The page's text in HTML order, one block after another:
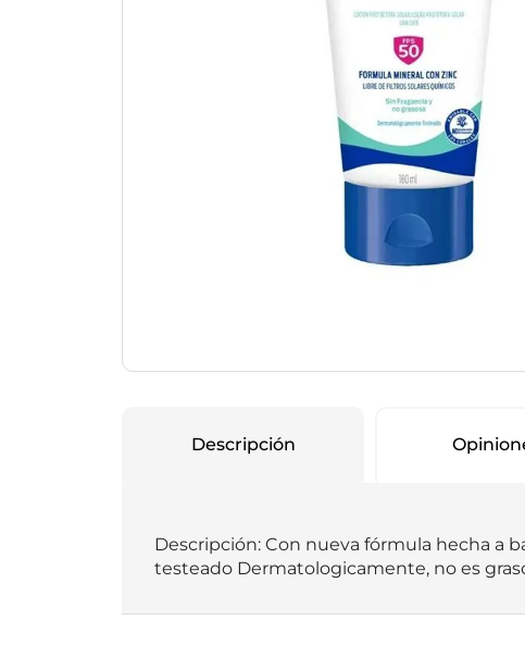
Protección Femenina
Cuidado intimo
Protectores diarios
Copas menstruales
Tampones
Toallas con y sin alas
Protectores mamarios
Descripción
Descripción: Con nueva fórmula hecha a
testeado Dermatologicamente, no es